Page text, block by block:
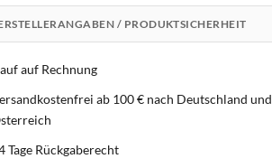
/ PRODUKTSICHERHEIT
auf Rechnung
ab 100 € nach Deutschland und
Tage Rückgaberecht